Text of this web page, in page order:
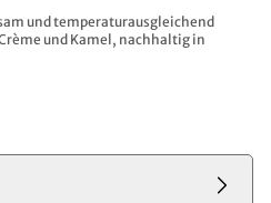
und temperaturausgleichend​
und Kamel, nachhaltig in